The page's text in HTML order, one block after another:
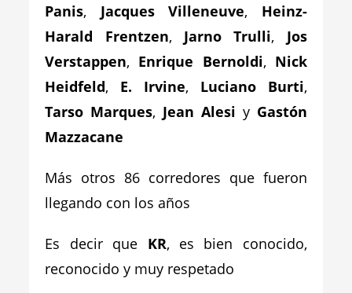
Panis, Jacques Villeneuve, Heinz-
Harald Frentzen, Jarno Trulli, Jos
Verstappen, Enrique Bernoldi, Nick
Heidfeld, E. Irvine, Luciano Burti,
Tarso Marques, Jean Alesi y Gastón
Mazzacane
Más otros 86 corredores que fueron
llegando con los años
Es decir que KR, es bien conocido,
reconocido y muy respetado